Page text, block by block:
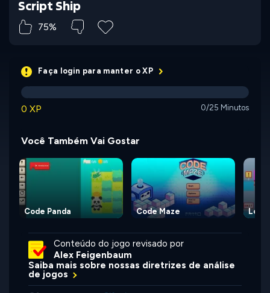
Script Ship
75%
Faça login para manter o XP
0 XP 0/25 Minutos
Você Também Vai Gostar
Code Panda Code Maze Lost
Conteúdo do jogo revisado por
Alex Feigenbaum
Saiba mais sobre nossas diretrizes de análise
de jogos